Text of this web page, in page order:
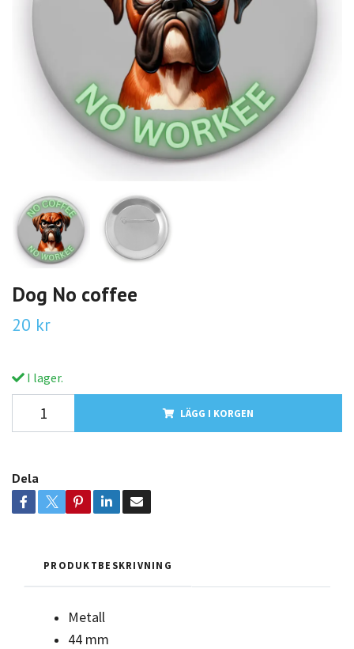
Dog No coffee
20 kr
I lager.
LÄGG I KORGEN
Dela
PRODUKTBESKRIVNING
Metall
44 mm